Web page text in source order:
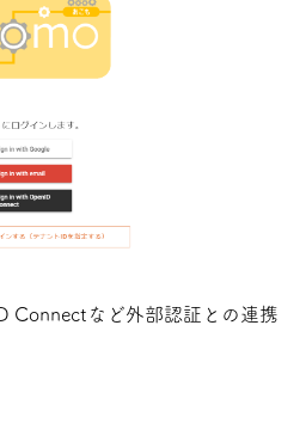
Connectなど外部認証との連携